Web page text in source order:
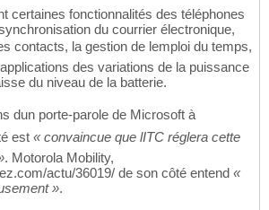
certaines fonctionnalités des téléphones
du courrier électronique,
contacts, la gestion de lemploi du temps,
des variations de la puissance
du niveau de la batterie.
dun porte-parole de Microsoft à
est « convaincue que lITC réglera cette
. Motorola Mobility,
actu/36019/ de son côté entend «
».